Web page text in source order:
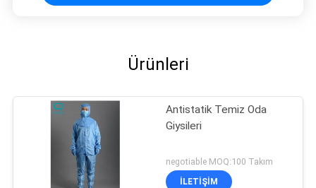
Ürünleri
Antistatik Temiz Oda
Giysileri
negotiable MOQ:100 Takım
İLETIŞIM